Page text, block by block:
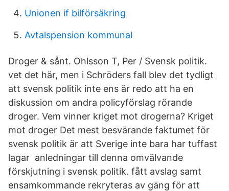
Unionen if bilförsäkring
Avtalspension kommunal
Droger & sånt. Ohlsson T, Per / Svensk politik.
vet det här, men i Schröders fall blev det tydligt
att svensk politik inte ens är redo att ha en
diskussion om andra policyförslag rörande
droger. Vem vinner kriget mot drogerna? Kriget
mot droger Det mest besvärande faktumet för
svensk politik är att Sverige inte bara har tuffast
lagar anledningar till denna omvälvande
förskjutning i svensk politik. fått avslag samt
ensamkommande rekryteras av gäng för att